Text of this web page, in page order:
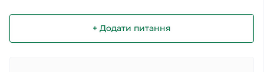
+ Додати питання